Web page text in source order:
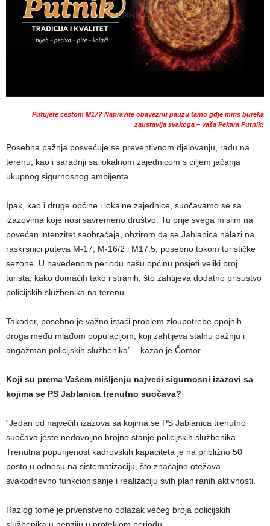
Putujete cestom M17? Napravite obaveznu pauzu tamo gdje miris bureka
zaustavlja svakoga – vaša Pekara Putnik!
Posebna pažnja posvećuje se preventivnom djelovanju, radu na
terenu, kao i saradnji sa lokalnom zajednicom s ciljem jačanja
ukupnog sigurnosnog ambijenta.
Ipak, kao i druge općine i lokalne zajednice, suočavamo se sa
izazovima koje nosi savremeno društvo. Tu prije svega mislim na
povećan intenzitet saobraćaja, obzirom da se Jablanica nalazi na
raskrsnici puteva M-17, M-16/2 i M17.5, posebno tokom turističke
sezone. U navedenom periodu našu općinu posjeti veliki broj
turista, kako domaćih tako i stranih, što zahtijeva dodatno prisustvo
policijskih službenika na terenu.
Također, posebno je važno istaći problem zloupotrebe opojnih
droga među mlađom populacijom, koji zahtijeva stalnu pažnju i
angažman policijskih službenika” – kazao je Čomor.
Koji su prema Vašem mišljenju najveći sigurnosni izazovi sa
kojima se PS Jablanica trenutno suočava?
“Jedan od najvećih izazova sa kojima se PS Jablanica trenutno
suočava jeste nedovoljno brojno stanje policijskih službenika.
Trenutna popunjenost kadrovskih kapaciteta je na približno 50
posto u odnosu na sistematizaciju, što značajno otežava
svakodnevno funkcionisanje i realizaciju svih planiranih aktivnosti.
Razlog tome je prvenstveno odlazak većeg broja policijskih
službenika u penziju u proteklom periodu.